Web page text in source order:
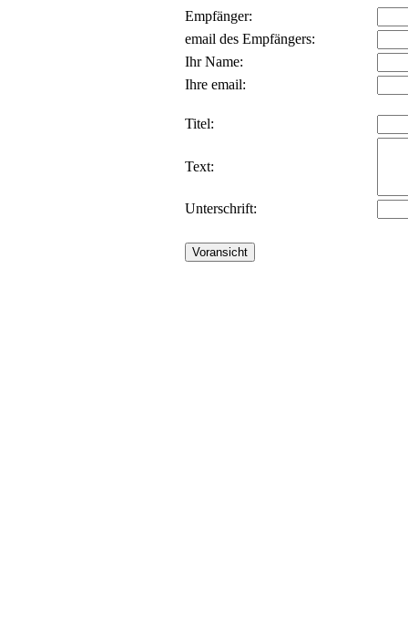
Empfänger:
email des Empfängers:
Ihr Name:
Ihre email:
Titel:
Text:
Unterschrift: